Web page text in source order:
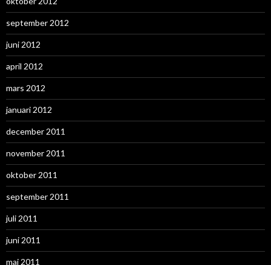
september 2012
juni 2012
april 2012
mars 2012
januari 2012
december 2011
november 2011
oktober 2011
september 2011
juli 2011
juni 2011
maj 2011